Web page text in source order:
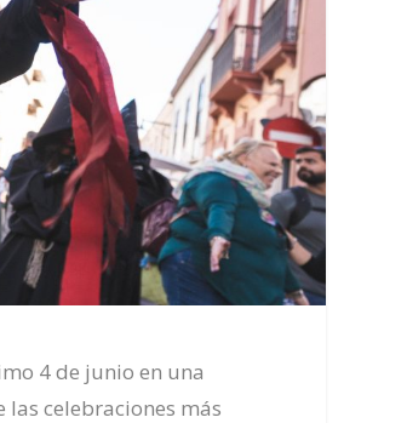
4 de junio en una
celebraciones más